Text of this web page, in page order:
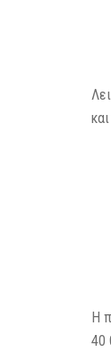
Η
40